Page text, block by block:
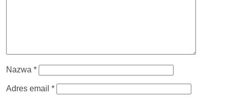
Nazwa *
Adres email *